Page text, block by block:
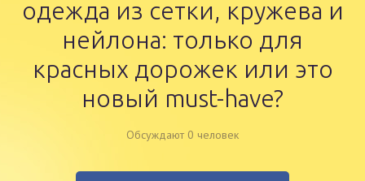
одежда из сетки, кружева и
нейлона: только для
красных дорожек или это
новый must-have?
Обсуждают 0 человек